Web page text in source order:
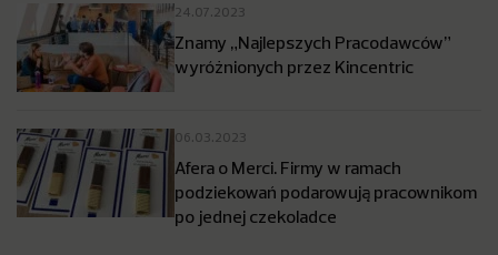
24.07.2023
Znamy „Najlepszych Pracodawców”
wyróżnionych przez Kincentric
06.03.2023
Afera o Merci. Firmy w ramach
podziekowań podarowują pracownikom
po jednej czekoladce